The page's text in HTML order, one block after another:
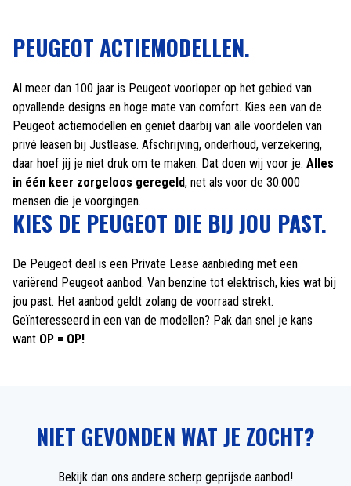
PEUGEOT ACTIEMODELLEN.
Al meer dan 100 jaar is Peugeot voorloper op het gebied van
opvallende designs en hoge mate van comfort. Kies een van de
Peugeot actiemodellen en geniet daarbij van alle voordelen van
privé leasen bij Justlease. Afschrijving, onderhoud, verzekering,
daar hoef jij je niet druk om te maken. Dat doen wij voor je. Alles
in één keer zorgeloos geregeld, net als voor de 30.000
mensen die je voorgingen.
KIES DE PEUGEOT DIE BIJ JOU PAST.
De Peugeot deal is een Private Lease aanbieding met een
variërend Peugeot aanbod. Van benzine tot elektrisch, kies wat bij
jou past. Het aanbod geldt zolang de voorraad strekt.
Geïnteresseerd in een van de modellen? Pak dan snel je kans
want OP = OP!
NIET GEVONDEN WAT JE ZOCHT?
Bekijk dan ons andere scherp geprijsde aanbod!